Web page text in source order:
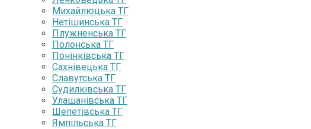
Михайлюцька ТГ
Нетішинська ТГ
Плужненська ТГ
Полонська ТГ
Понінківська ТГ
Сахнівецька ТГ
Славутська ТГ
Судилківська ТГ
Улашанівська ТГ
Шепетівська ТГ
Ямпільська ТГ